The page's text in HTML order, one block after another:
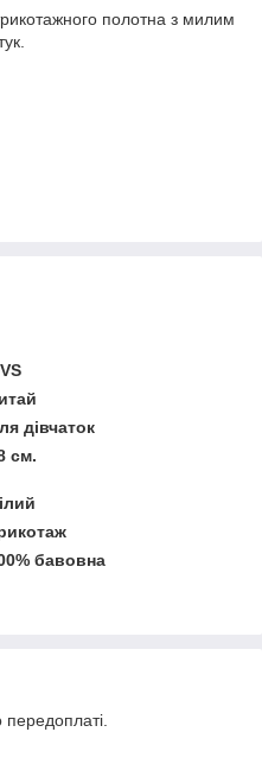
полотна з милим
дівчаток
см.
бавовна
передоплаті.